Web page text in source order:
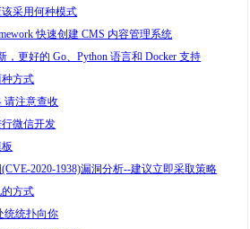
采用何种模式
快速创建 CMS 内容管理系统
，更好的 Go、Python 语言和 Docker 支持
方式
请注意查收
微信开发
(CVE-2020-1938)漏洞分析--建议立即采取策略
方式
统统扑向你